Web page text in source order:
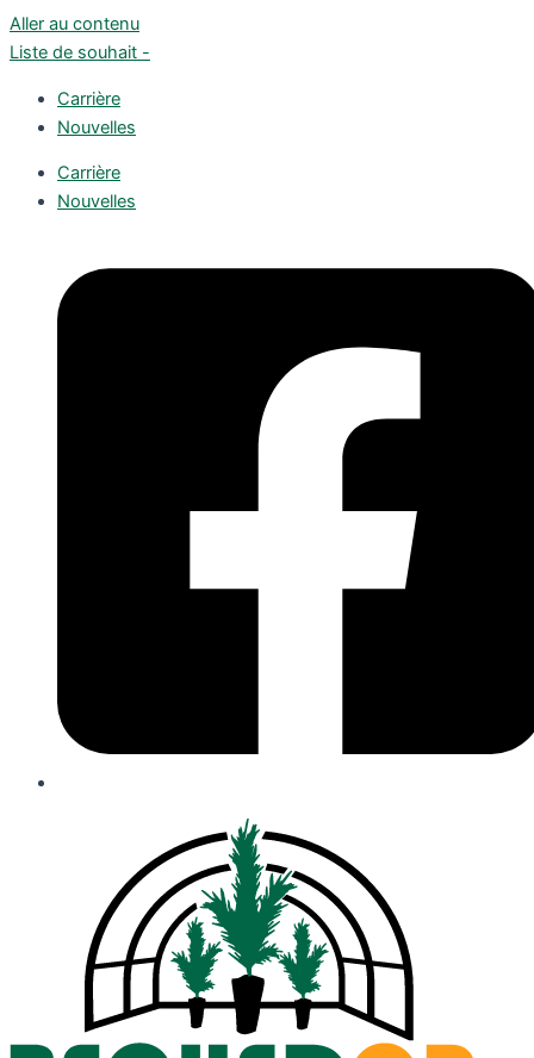
Aller au contenu
Liste de souhait -
Carrière
Nouvelles
Carrière
Nouvelles